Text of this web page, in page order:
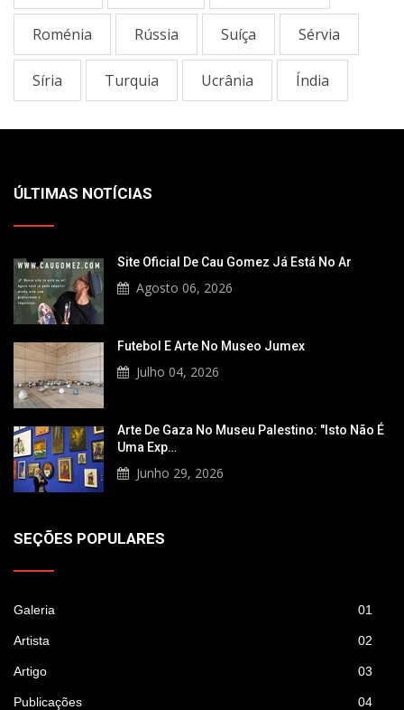
Roménia Rússia Suíça Sérvia
Sí­ria Turquia Ucrânia Índia
ÚLTIMAS NOTÍCIAS
Site Oficial De Cau Gomez Já Está No Ar
Agosto 06, 2026
Futebol E Arte No Museo Jumex
Julho 04, 2026
Arte De Gaza No Museu Palestino: "Isto Não É
Uma Exp…
Junho 29, 2026
SEÇÕES POPULARES
Galeria 01
Artista 02
Artigo 03
Publicações 04